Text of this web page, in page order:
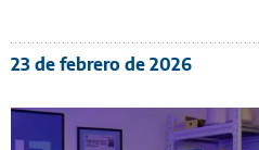
23 de febrero de 2026